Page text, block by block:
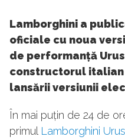
Lamborghini a
oficiale cu noua
de performanță
constructorul italian
lansării versiunii
În mai puțin de 24 de
primul Lamborghini Urus